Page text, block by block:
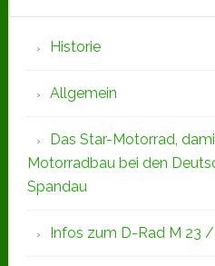
Seitenspalte
Historie
Allgemein
Das Star-Motorrad,
Motorradbau bei den
Spandau
Infos zum D-Rad M 23